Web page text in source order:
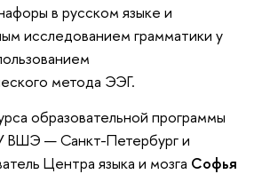
в русском языке и
исследованием грамматики у
метода ЭЭГ.
образовательной программы
ВШЭ — Санкт-Петербург и
Центра языка и мозга Софья